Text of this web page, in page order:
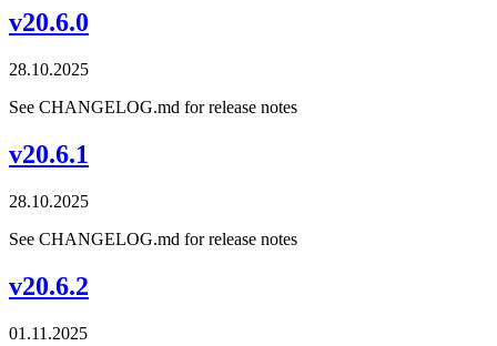
v20.6.0
28.10.2025
See CHANGELOG.md for release notes
v20.6.1
28.10.2025
See CHANGELOG.md for release notes
v20.6.2
01.11.2025